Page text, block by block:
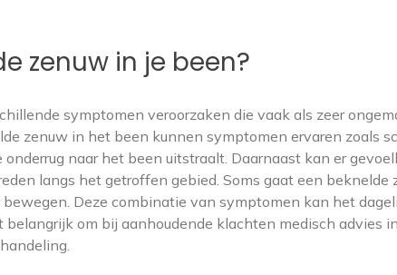
zenuw in je been?
symptomen veroorzaken die vaak als zeer
zenuw in het been kunnen symptomen ervaren zoals
naar het been uitstraalt. Daarnaast kan er
langs het getroffen gebied. Soms gaat een beknelde
Deze combinatie van symptomen kan het
om bij aanhoudende klachten medisch advies